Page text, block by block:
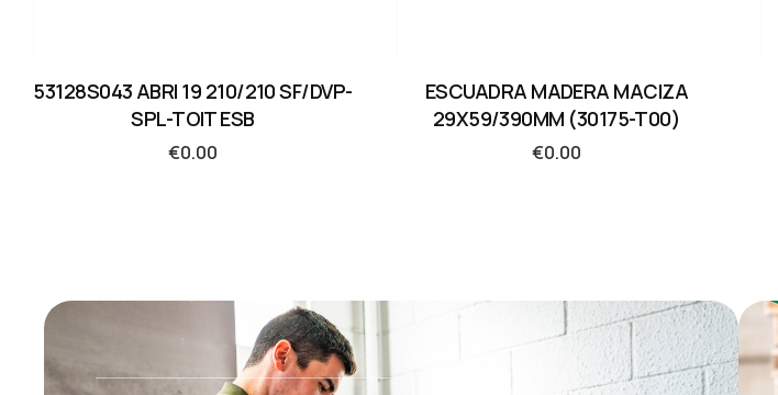
53128S043 ABRI 19 210/210 SF/DVP-
SPL-TOIT ESB
€0.00
ESCUADRA MADERA MACIZA
29X59/390MM (30175-T00)
€0.00